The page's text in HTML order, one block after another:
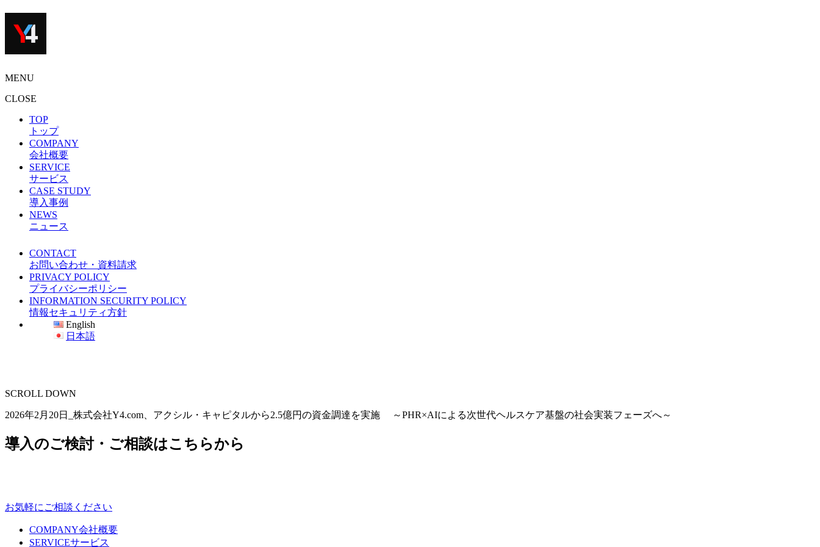
MENU
CLOSE
TOP
トップ
COMPANY
会社概要
SERVICE
サービス
CASE STUDY
導入事例
NEWS
ニュース
CONTACT
お問い合わせ・資料請求
PRIVACY POLICY
プライバシーポリシー
INFORMATION SECURITY POLICY
情報セキュリティ方針
English
日本語
SCROLL DOWN
2026年2月20日_株式会社Y4.com、アクシル・キャピタルから2.5億円の資金調達を実施 ～PHR×AIによる次世代ヘルスケア基盤の社会実装フェーズへ～
導入のご検討・ご相談はこちらから
お気軽にご相談ください
COMPANY会社概要
SERVICEサービス